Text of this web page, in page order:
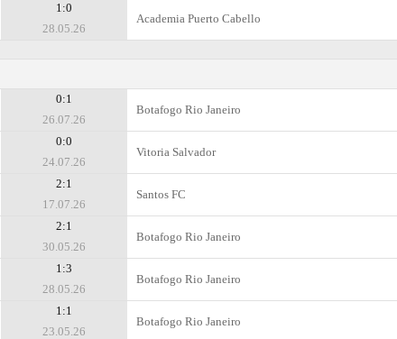
1:0
28.05.26
Academia Puerto Cabello
0:1
26.07.26
Botafogo Rio Janeiro
0:0
24.07.26
Vitoria Salvador
2:1
17.07.26
Santos FC
2:1
30.05.26
Botafogo Rio Janeiro
1:3
28.05.26
Botafogo Rio Janeiro
1:1
23.05.26
Botafogo Rio Janeiro